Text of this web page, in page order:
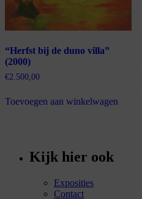
“Herfst bij de duno villa”
(2000)
€2.500,00
Toevoegen aan winkelwagen
Kijk hier ook
Exposities
Contact